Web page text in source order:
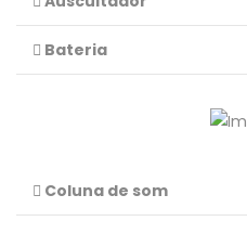
Bateria
Coluna de som